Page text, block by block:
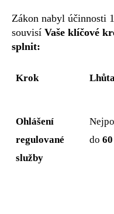
Zákon nabyl účinnosti
souvisí Vaše klíčové
splnit:
Krok Lhůta
Ohlášení
regulované
služby
do